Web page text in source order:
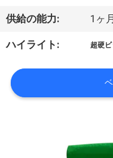
工
場
旅
行
供給の能力: 1ヶ
ハイライト: 超硬ビ